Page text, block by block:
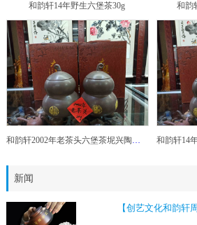
和韵轩14年野生六堡茶30g 和韵
和韵轩2002年老茶头六堡茶坭兴陶葫芦茶罐
新闻
【创艺文化和韵轩